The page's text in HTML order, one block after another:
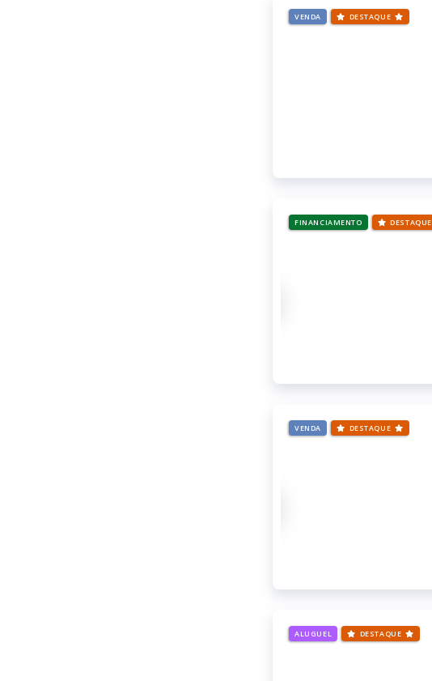
VENDA DESTAQUE
FINANCIAMENTO DESTAQUE
VENDA DESTAQUE
ALUGUEL DESTAQUE